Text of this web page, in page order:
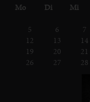
Montag DienstagMi
5
6 7
12
13 14
19
20 21
26
27 28